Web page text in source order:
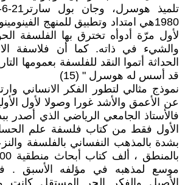
1980هي امتداد وتطبيق للمنهج
لأول مرّة أدوأه تخترق بها الفلسفة
والشيء في ذاته. كما أن فلاسفة
الحداثة أتموا النقد للفلسفة بعمومها
قد أسس له هوسرل " (15)
نموذج مثالي لتطور الفكر الانساني
عن الأعمق والأشد غورا وصولا لأول
فالأستاذ الجامعي الرياضي الذي أصدر
بشدة بالمذهب النفساني بالفلسفة
موسع لمذهبه في مؤلفه الأسبق .